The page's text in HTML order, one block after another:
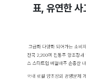
표, 유연한 사